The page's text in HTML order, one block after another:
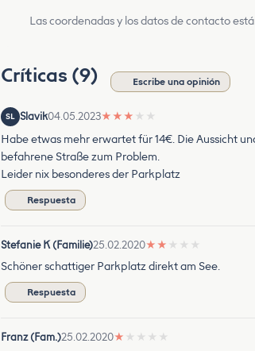
Las coordenadas y los datos de contacto
Críticas (9) Escribe una opinión
SL Slavik04.05.2023★ ★ ★ ★ ★
Habe etwas mehr erwartet für 14€. Die Aussicht
befahrene Straße zum Problem.
Leider nix besonderes der Parkplatz
Respuesta
Stefanie K (Familie)25.02.2020★ ★ ★ ★ ★
Schöner schattiger Parkplatz direkt am See.
Respuesta
Franz (Fam.)25.02.2020★ ★ ★ ★ ★